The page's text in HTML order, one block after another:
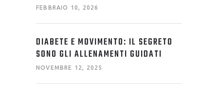
FEBBRAIO 10, 2026
DIABETE E MOVIMENTO: IL SEGRETO
SONO GLI ALLENAMENTI GUIDATI
NOVEMBRE 12, 2025